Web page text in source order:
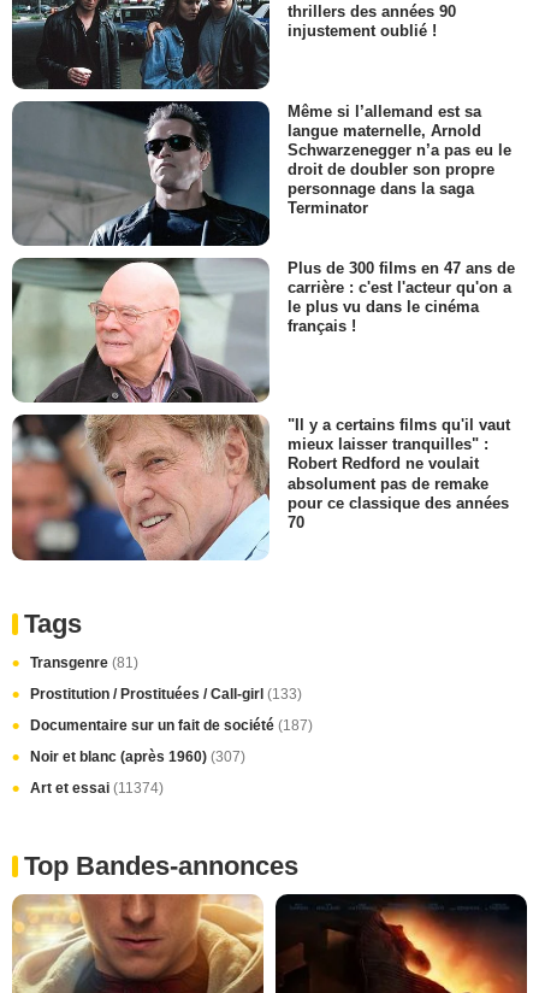
thrillers des années 90
injustement oublié !
Même si l’allemand est sa
langue maternelle, Arnold
Schwarzenegger n’a pas eu le
droit de doubler son propre
personnage dans la saga
Terminator
Plus de 300 films en 47 ans de
carrière : c'est l'acteur qu'on a
le plus vu dans le cinéma
français !
"Il y a certains films qu'il vaut
mieux laisser tranquilles" :
Robert Redford ne voulait
absolument pas de remake
pour ce classique des années
70
Tags
Transgenre (81)
Prostitution / Prostituées / Call-girl (133)
Documentaire sur un fait de société (187)
Noir et blanc (après 1960) (307)
Art et essai (11374)
Top Bandes-annonces